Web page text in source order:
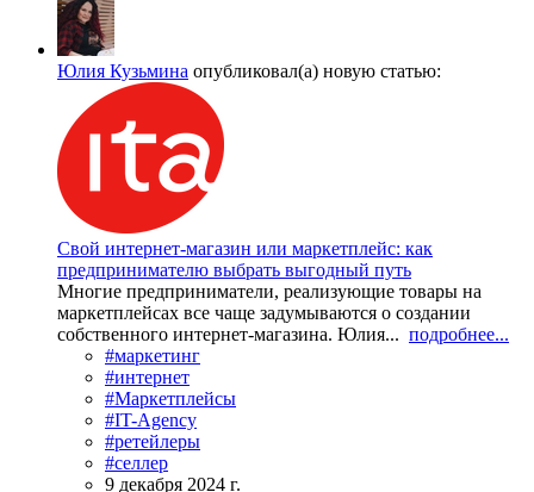
Юлия Кузьмина опубликовал(а) новую статью:
Свой интернет-магазин или маркетплейс: как
предпринимателю выбрать выгодный путь
Многие предприниматели, реализующие товары на
маркетплейсах все чаще задумываются о создании
собственного интернет-магазина. Юлия... подробнее...
#маркетинг
#интернет
#Маркетплейсы
#IT-Agency
#ретейлеры
#селлер
9 декабря 2024 г.